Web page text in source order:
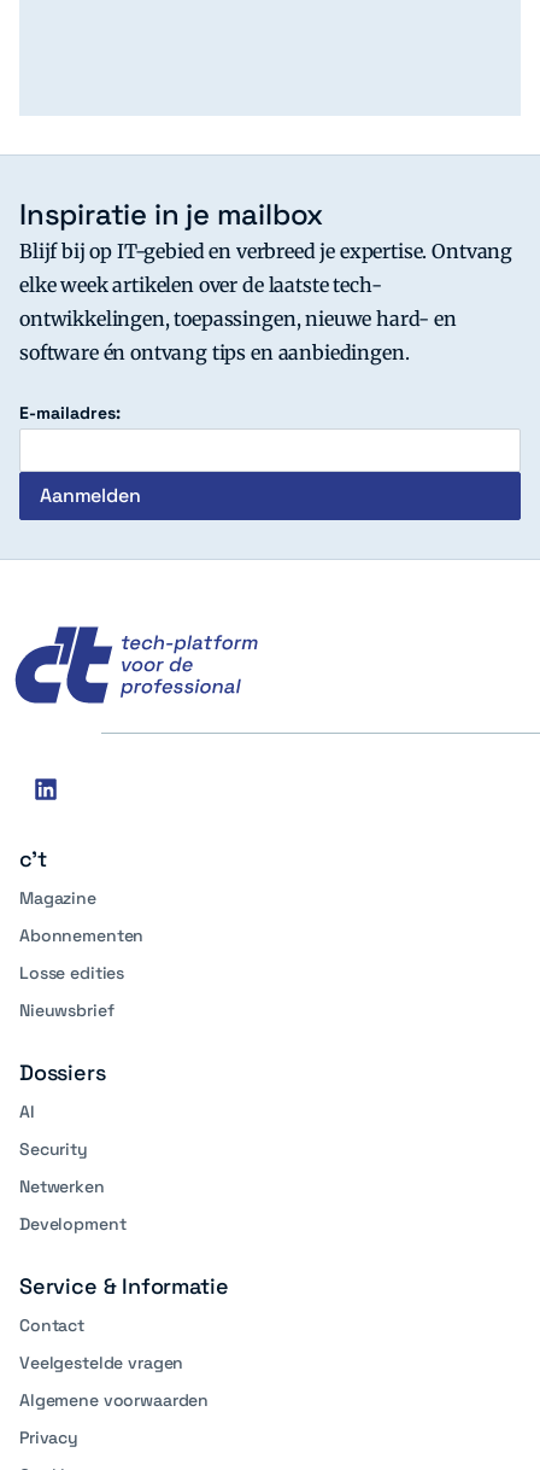
Inspiratie in je mailbox
Blijf bij op IT-gebied en verbreed je expertise. Ontvang
elke week artikelen over de laatste tech-
ontwikkelingen, toepassingen, nieuwe hard- en
software én ontvang tips en aanbiedingen.
E-mailadres:
Social
linkedin
c't
Magazine
Abonnementen
Losse edities
Nieuwsbrief
Dossiers
AI
Security
Netwerken
Development
Service & Informatie
Contact
Veelgestelde vragen
Algemene voorwaarden
Privacy